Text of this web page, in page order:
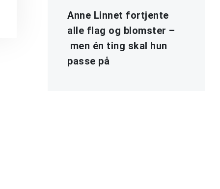
Anne Linnet fortjente
alle flag og blomster –
men én ting skal hun
passe på